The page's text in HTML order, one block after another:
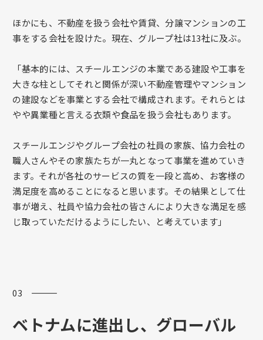
ほかにも、不動産を扱う会社や賃貸、分譲マンションの工
事をする会社を設けた。現在、グループ社は13社に及ぶ。
「基本的には、スチールエンジの本業である建設や工事を
大きな柱としてそれと関係が深い不動産管理やマンション
の建設などを事業とする会社で構成されます。それらとは
やや異業種と言える衣類や食品を扱う会社もあります。
スチールエンジやグループ会社の社員の家族、協力会社の
職人さんやその家族たちが一丸となって事業を進めていき
ます。それが各社のサービスの質を一段と高め、お客様の
満足度を高めることになると思います。その結果として仕
事が増え、社員や協力会社の皆さんにより大きな満足を感
じ取っていただけるようにしたい、と考えています」
03 ―――
ベトナムに進出し、グローバル